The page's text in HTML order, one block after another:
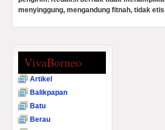
menyinggung, mengandung fitnah, tidak
VivaBorneo
Artikel
Balikpapan
Batu
Berau